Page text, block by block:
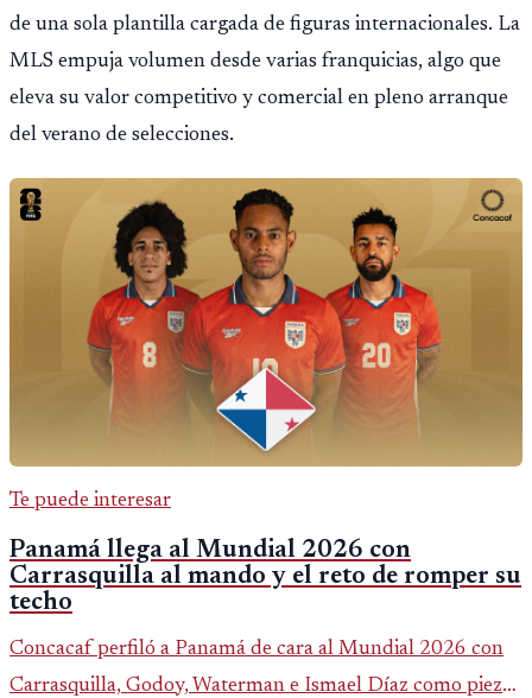
de una sola plantilla cargada de figuras internacionales. La
MLS empuja volumen desde varias franquicias, algo que
eleva su valor competitivo y comercial en pleno arranque
del verano de selecciones.
Te puede interesar
Panamá llega al Mundial 2026 con
Carrasquilla al mando y el reto de romper su
techo
Concacaf perfiló a Panamá de cara al Mundial 2026 con
Carrasquilla, Godoy, Waterman e Ismael Díaz como piezas